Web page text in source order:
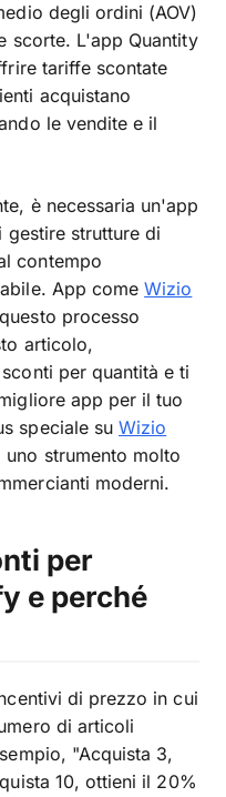
degli ordini (AOV)
scorte. L'app Quantity
tariffe scontate
acquistano
le vendite e il
è necessaria un'app
strutture di
contempo
App comeWizio
processo
articolo,
per quantità e ti
app per il tuo
speciale suWizio
uno strumento molto
moderni.
per
e perché
di prezzo in cui
di articoli
"Acquista 3,
10, ottieni il 20%